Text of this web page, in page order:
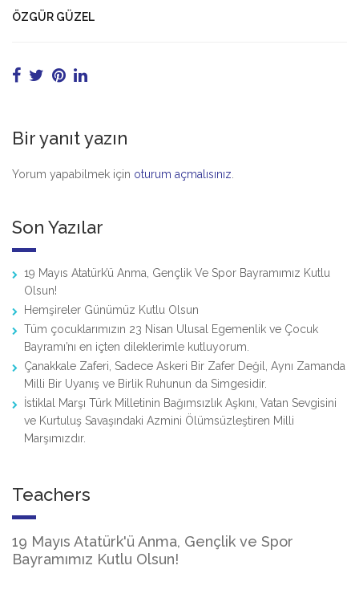
ÖZGÜR GÜZEL
Bir yanıt yazın
Yorum yapabilmek için oturum açmalısınız.
Son Yazılar
19 Mayıs Atatürk’ü Anma, Gençlik Ve Spor Bayramımız Kutlu
Olsun!
Hemşireler Günümüz Kutlu Olsun
Tüm çocuklarımızın 23 Nisan Ulusal Egemenlik ve Çocuk
Bayramı’nı en içten dileklerimle kutluyorum.
Çanakkale Zaferi, Sadece Askeri Bir Zafer Değil, Aynı Zamanda
Milli Bir Uyanış ve Birlik Ruhunun da Simgesidir.
İstiklal Marşı Türk Milletinin Bağımsızlık Aşkını, Vatan Sevgisini
ve Kurtuluş Savaşındaki Azmini Ölümsüzleştiren Milli
Marşımızdır.
Teachers
19 Mayıs Atatürk'ü Anma, Gençlik ve Spor
Bayramımız Kutlu Olsun!